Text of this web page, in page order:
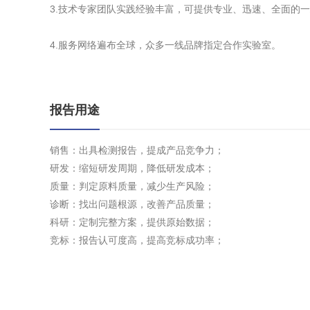
3.技术专家团队实践经验丰富，可提供专业、迅速、全面的一
4.服务网络遍布全球，众多一线品牌指定合作实验室。
报告用途
销售：出具检测报告，提成产品竞争力；
研发：缩短研发周期，降低研发成本；
质量：判定原料质量，减少生产风险；
诊断：找出问题根源，改善产品质量；
科研：定制完整方案，提供原始数据；
竞标：报告认可度高，提高竞标成功率；